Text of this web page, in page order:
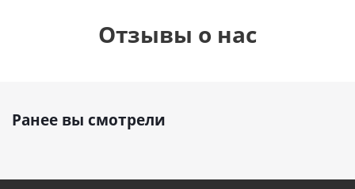
Отзывы о нас
Ранее вы смотрели